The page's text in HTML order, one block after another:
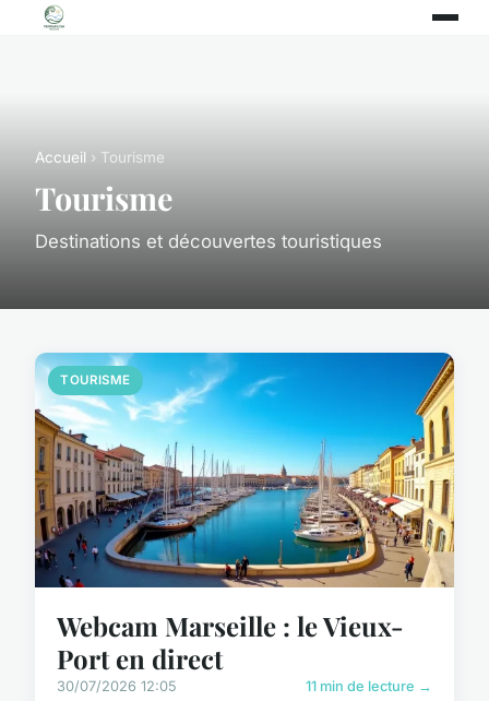
Accueil › Tourisme
Tourisme
Destinations et découvertes touristiques
TOURISME
Webcam Marseille : le Vieux-
Port en direct
30/07/2026 12:05 11 min de lecture →